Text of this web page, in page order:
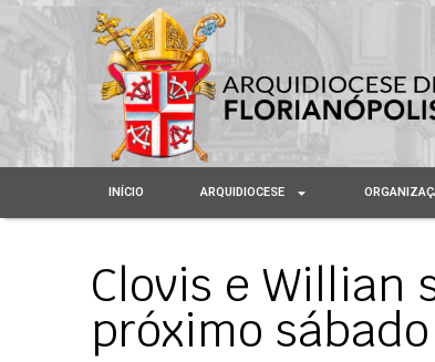
INÍCIO ARQUIDIOCESE
Clovis e Willian
próximo sábado